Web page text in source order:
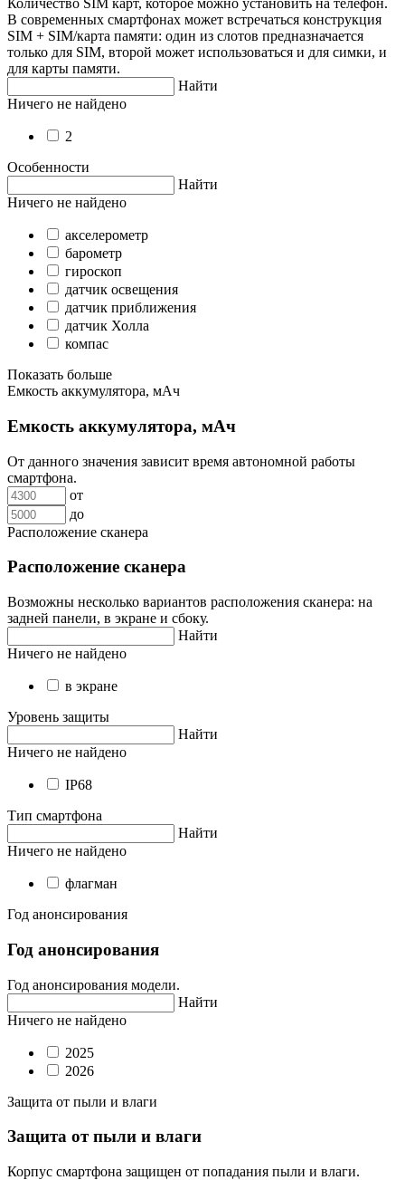
Количество SIM карт, которое можно установить на телефон.
В современных смартфонах может встречаться конструкция
SIM + SIM/карта памяти: один из слотов предназначается
только для SIM, второй может использоваться и для симки, и
для карты памяти.
Найти
Ничего не найдено
2
Особенности
Найти
Ничего не найдено
акселерометр
барометр
гироскоп
датчик освещения
датчик приближения
датчик Холла
компас
Показать больше
Емкость аккумулятора, мАч
Емкость аккумулятора, мАч
От данного значения зависит время автономной работы
смартфона.
от
до
Расположение сканера
Расположение сканера
Возможны несколько вариантов расположения сканера: на
задней панели, в экране и сбоку.
Найти
Ничего не найдено
в экране
Уровень защиты
Найти
Ничего не найдено
IP68
Тип смартфона
Найти
Ничего не найдено
флагман
Год анонсирования
Год анонсирования
Год анонсирования модели.
Найти
Ничего не найдено
2025
2026
Защита от пыли и влаги
Защита от пыли и влаги
Корпус смартфона защищен от попадания пыли и влаги.